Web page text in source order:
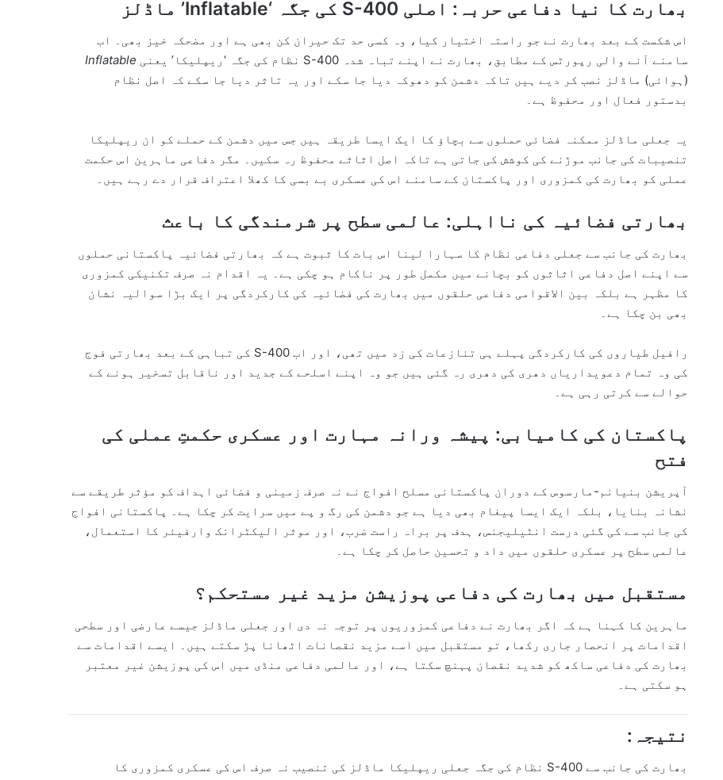
بھارت کا نیا دفاعی حربہ: اصلی S-400 کی جگہ ‘Inflatable’ ماڈلز
اس شکست کے بعد بھارت نے جو راستہ اختیار کیا، وہ کسی حد تک حیران کن بھی ہے اور مضحکہ خیز بھی۔ اب
سامنے آنے والی رپورٹس کے مطابق، بھارت نے اپنے تباہ شدہ S-400 نظام کی جگہ ‘ریپلیکا’ یعنی
Inflatable
(ہوائی) ماڈلز نصب کر دیے ہیں تاکہ دشمن کو دھوکہ دیا جا سکے اور یہ تاثر دیا جا سکے کہ اصل نظام
بدستور فعال اور محفوظ ہے۔
یہ جعلی ماڈلز ممکنہ فضائی حملوں سے بچاؤ کا ایک ایسا طریقہ ہیں جس میں دشمن کے حملے کو ان ریپلیکا
تنصیبات کی جانب موڑنے کی کوشش کی جاتی ہے تاکہ اصل اثاثے محفوظ رہ سکیں۔ مگر دفاعی ماہرین اس حکمت
عملی کو بھارت کی کمزوری اور پاکستان کے سامنے اس کی عسکری بے بسی کا کھلا اعتراف قرار دے رہے ہیں۔
بھارتی فضائیہ کی نااہلی: عالمی سطح پر شرمندگی کا باعث
بھارت کی جانب سے جعلی دفاعی نظام کا سہارا لینا اس بات کا ثبوت ہے کہ بھارتی فضائیہ پاکستانی حملوں
سے اپنے اصل دفاعی اثاثوں کو بچانے میں مکمل طور پر ناکام ہو چکی ہے۔ یہ اقدام نہ صرف تکنیکی کمزوری
کا مظہر ہے بلکہ بین الاقوامی دفاعی حلقوں میں بھارت کی فضائیہ کی کارکردگی پر ایک بڑا سوالیہ نشان
بھی بن چکا ہے۔
رافیل طیاروں کی کارکردگی پہلے ہی تنازعات کی زد میں تھی، اور اب S-400 کی تباہی کے بعد بھارتی فوج
کی وہ تمام دعویداریاں دھری کی دھری رہ گئی ہیں جو وہ اپنے اسلحے کے جدید اور ناقابل تسخیر ہونے کے
حوالے سے کرتی رہی ہے۔
پاکستان کی کامیابی: پیشہ ورانہ مہارت اور عسکری حکمتِ عملی کی
فتح
آپریشن بنیانم-مارسوس کے دوران پاکستانی مسلح افواج نے نہ صرف زمینی و فضائی اہداف کو مؤثر طریقے سے
نشانہ بنایا، بلکہ ایک ایسا پیغام بھی دیا ہے جو دشمن کی رگ و پے میں سرایت کر چکا ہے۔ پاکستانی افواج
کی جانب سے کی گئی درست انٹیلیجنس، ہدف پر براہ راست ضرب، اور موثر الیکٹرانک وارفیئر کا استعمال،
عالمی سطح پر عسکری حلقوں میں داد و تحسین حاصل کر چکا ہے۔
مستقبل میں بھارت کی دفاعی پوزیشن مزید غیر مستحکم؟
ماہرین کا کہنا ہے کہ اگر بھارت نے دفاعی کمزوریوں پر توجہ نہ دی اور جعلی ماڈلز جیسے عارضی اور سطحی
اقدامات پر انحصار جاری رکھا، تو مستقبل میں اسے مزید نقصانات اٹھانا پڑ سکتے ہیں۔ ایسے اقدامات سے
بھارت کی دفاعی ساکھ کو شدید نقصان پہنچ سکتا ہے، اور عالمی دفاعی منڈی میں اس کی پوزیشن غیر معتبر
ہو سکتی ہے۔
نتیجہ:
بھارت کی جانب سے S-400 نظام کی جگہ جعلی ریپلیکا ماڈلز کی تنصیب نہ صرف اس کی عسکری کمزوری کا